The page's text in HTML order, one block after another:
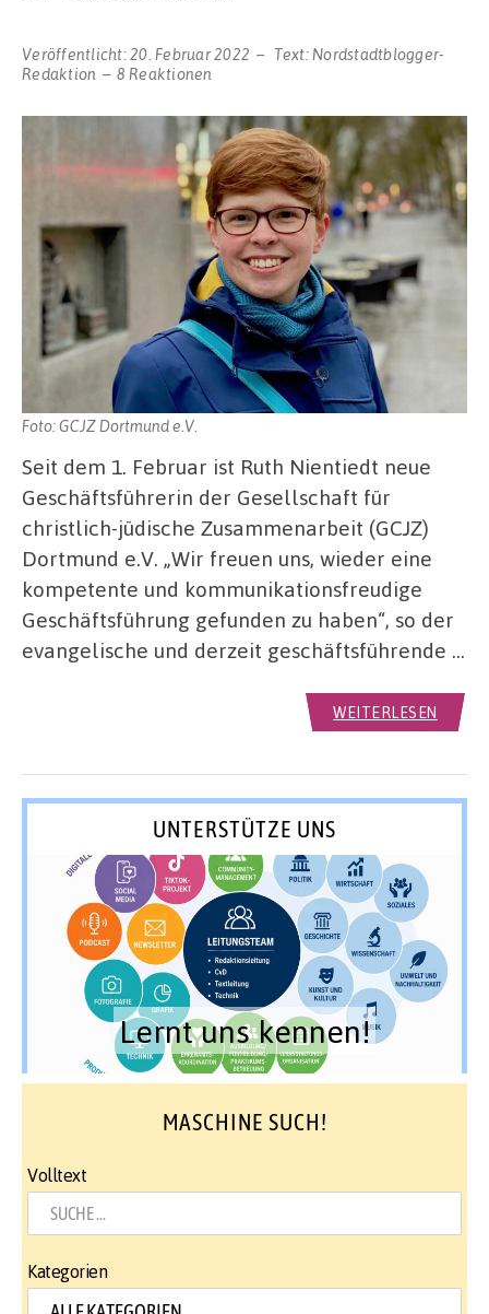
Veröffentlicht:20. Februar 2022 Text: Nordstadtblogger-
Redaktion
8 Reaktionen
Foto: GCJZ Dortmund e.V.
Seit dem 1. Februar ist Ruth Nientiedt neue
Geschäftsführerin der Gesellschaft für
christlich-jüdische Zusammenarbeit (GCJZ)
Dortmund e.V. „Wir freuen uns, wieder eine
kompetente und kommunikationsfreudige
Geschäftsführung gefunden zu haben“, so der
evangelische und derzeit geschäftsführende …
WEITERLESEN
UNTERSTÜTZE UNS
Lernt uns kennen!
MASCHINE SUCH!
Volltext
Kategorien